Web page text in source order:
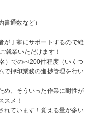
書通数など）
丁寧にサポートするので総
就業いただけます！
）でのべ200件程度（いくつ
で押印業務の進捗管理を行い
、そういった作業に耐性が
スメ！
ています！覚える量が多い